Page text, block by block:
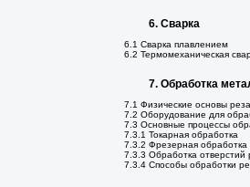
6. Сварка
6.1 Сварка плавлением
6.2 Термомеханическая
7. Обработка
7.1 Физические основы
7.2 Оборудование для
7.3 Основные процессы
7.3.1 Токарная обработка
7.3.2 Фрезерная обработка
7.3.3 Обработка отверстий
7.3.4 Способы обработки